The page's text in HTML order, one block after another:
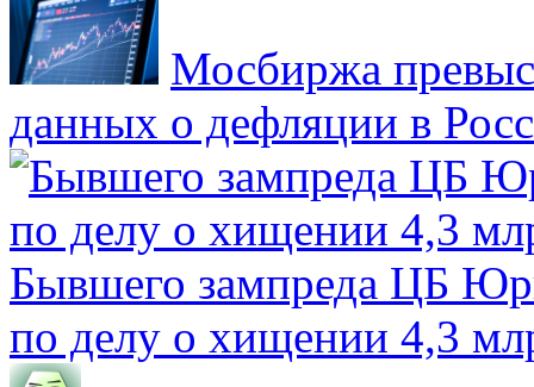
Мосбиржа
данных о дефляции в
Бывшего зампреда ЦБ
по делу о хищении 4,3